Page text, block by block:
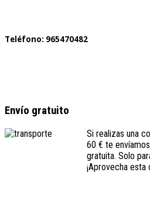
Teléfono: 965470482
Envío gratuito
Si realizas una
60 € te
gratuita. Solo
¡Aprovecha esta